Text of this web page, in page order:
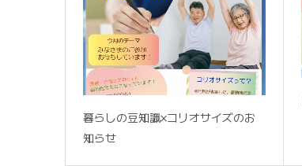
暮らしの豆知識×コリオサイズのお
知らせ